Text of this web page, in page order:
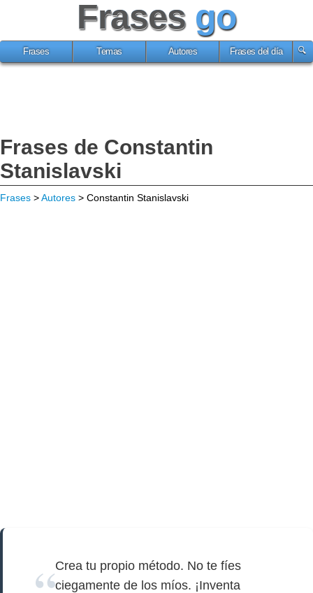
Frases go
Frases Temas Autores Frases del día
Frases de Constantin
Stanislavski
Frases >Autores > Constantin Stanislavski
Crea tu propio método. No te fíes
ciegamente de los míos. ¡Inventa